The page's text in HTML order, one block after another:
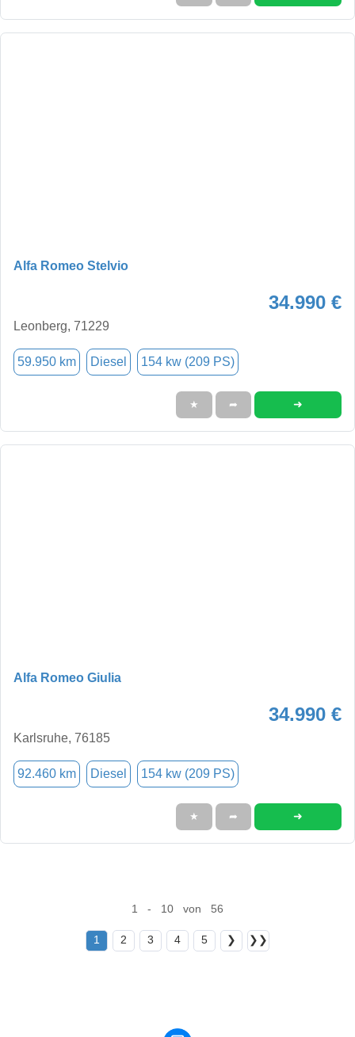
Alfa Romeo Stelvio
34.990 €
Leonberg, 71229
59.950 km Diesel 154 kw (209 PS)
★ ➦ ➜
Alfa Romeo Giulia
34.990 €
Karlsruhe, 76185
92.460 km Diesel 154 kw (209 PS)
★ ➦ ➜
1 - 10 von 56
1 2 3 4 5 ❯ ❯❯